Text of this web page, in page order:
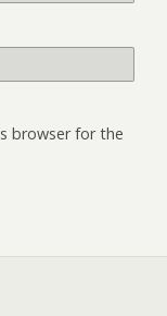
browser for the